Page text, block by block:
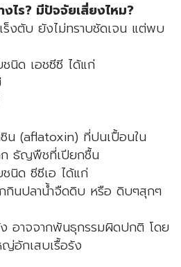
งไร? มีปัจจัยเสี่ยงไหม?
ร็งตับ ยังไม่ทราบชัดเจน แต่พบ
นิด เอชซีซี ได้แก่
น (aflatoxin) ที่ปนเปื้อนใน
ก ธัญพืชที่เปียกชื้น
นิด ซีซีเอ ได้แก่
กินปลาน้ำจืดดิบ หรือ ดิบๆสุกๆ
อาจจากพันธุกรรมผิดปกติ โดย
อักเสบเรื้อรัง